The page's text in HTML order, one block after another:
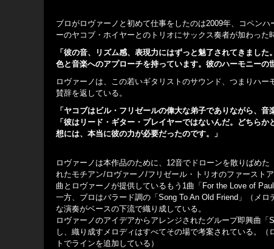
ブロがロヴァーノと初めて仕事をしたのは2009年、コペン
ーのヤコブ・ホイヤーとのトリオにサックス奏者が加わった
「彼の音、リズム感、表現力にはずっと魅了されてきまし
色と音楽へのアプローチを持っています。彼のハーモニーの
ロヴァーノは、この若いギタリストのサウンド、つまりハ
賛辞を返している。
「ヤコブはビル・フリゼールの偉大な弟子でありながら、
「彼はリード・ギター・プレイヤーではないんだ。どちら
想には、本当に彼の力が必要だったのです。」
ロヴァーノは本作品のために、12音でドローンを散りばめ
れたモチアン/ロヴァーノ/フリゼール・トリオのファースト
曲とロヴァーノが提供しているもう1曲「For the Love of
一方、ブロはバラード調の「Song To An Old Friend」（メ
な演奏がベースの下流で織り成している。
ロヴァーノのアイデアからアレンジされたグループ即興曲
し、織り成すメロディはすべてその場で考案されている。
トでラインを追加している）